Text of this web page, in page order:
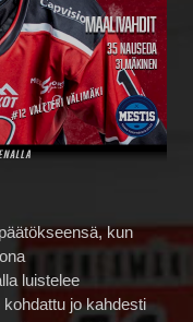
kun
luistelee
jo kahdesti